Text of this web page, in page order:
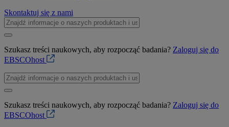
Skontaktuj się z nami
Szukasz treści naukowych, aby rozpocząć badania? Zaloguj się do
EBSCOhost
Szukasz treści naukowych, aby rozpocząć badania? Zaloguj się do
EBSCOhost